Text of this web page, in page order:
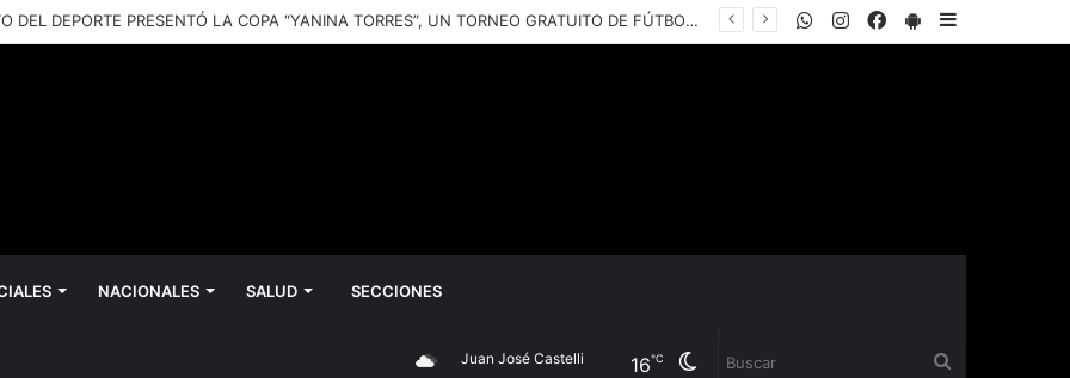
EL INSTITUTO DEL DEPORTE PRESENTÓ LA COPA “YANINA TORRES”, UN TORNEO GRATUITO DE FÚTBOL 5 FEMENINO PARA JUGADORAS AMATEURS PlayStore
Facebook
Instagram
WhatsApp
NACIONALES SALUD SECCIONES
Cambiar
Juan José Castelli 16℃